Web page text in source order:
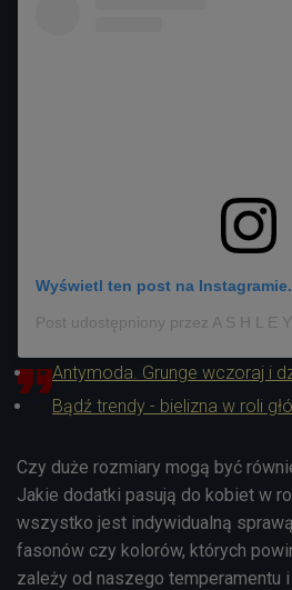
Wyświetl ten post na Instagramie.
Antymoda. Grunge wczoraj i
Bądź trendy - bielizna w roli
Czy duże rozmiary mogą być
Jakie dodatki pasują do kobiet w
wszystko jest indywidualną
fasonów czy kolorów, których
zależy od naszego temperamentu